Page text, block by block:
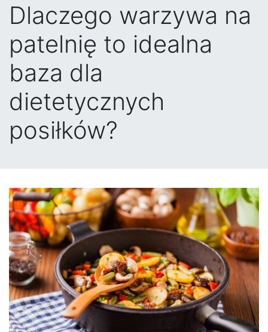
Dlaczego warzywa na
patelnię to idealna
baza dla
dietetycznych
posiłków?